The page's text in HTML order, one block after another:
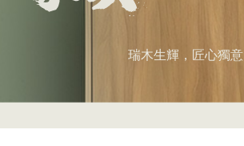
瑞木生輝，匠心獨意